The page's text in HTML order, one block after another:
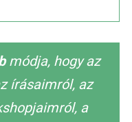
módja, hogy az
írásaimról, az
a